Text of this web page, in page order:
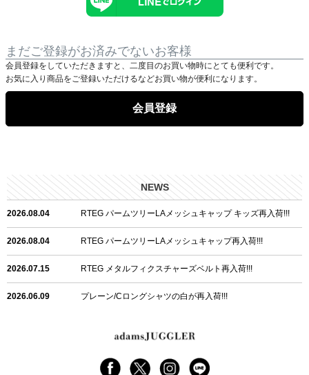
まだご登録がお済みでないお客様
会員登録をしていただきますと、二度目のお買い物時にとても便利です。
お気に入り商品をご登録いただけるなどお買い物が便利になります。
会員登録
NEWS
2026.08.04 RTEG パームツリーLAメッシュキャップ キッズ再入荷!!!
2026.08.04 RTEG パームツリーLAメッシュキャップ再入荷!!!
2026.07.15 RTEG メタルフィクスチャーズベルト再入荷!!!
2026.06.09 プレーン/Cロングシャツの白が再入荷!!!